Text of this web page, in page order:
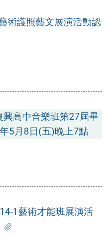
術護照藝文展演活動認
興高中音樂班第27屆畢
5月8日(五)晚上7點
1藝術才能班展演活